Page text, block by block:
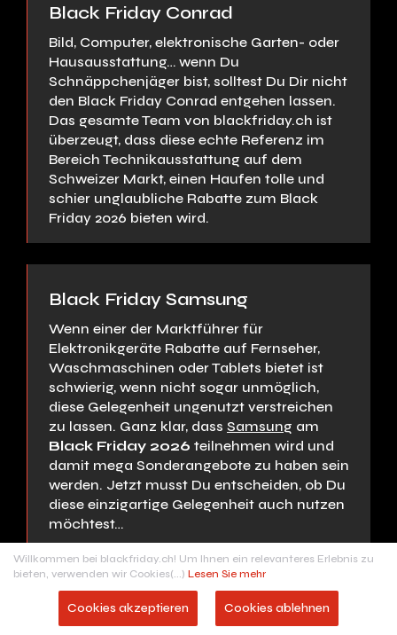
Black Friday Conrad
Bild, Computer, elektronische Garten- oder
Hausausstattung… wenn Du
Schnäppchenjäger bist, solltest Du Dir nicht
den Black Friday Conrad entgehen lassen.
Das gesamte Team von blackfriday.ch ist
überzeugt, dass diese echte Referenz im
Bereich Technikausstattung auf dem
Schweizer Markt, einen Haufen tolle und
schier unglaubliche Rabatte zum Black
Friday 2026 bieten wird.
Black Friday Samsung
Wenn einer der Marktführer für
Elektronikgeräte Rabatte auf Fernseher,
Waschmaschinen oder Tablets bietet ist
schwierig, wenn nicht sogar unmöglich,
diese Gelegenheit ungenutzt verstreichen
zu lassen. Ganz klar, dass Samsung am
Black Friday 2026 teilnehmen wird und
damit mega Sonderangebote zu haben sein
werden. Jetzt musst Du entscheiden, ob Du
diese einzigartige Gelegenheit auch nutzen
möchtest…
Black Friday La Redoute
Willkommen bei blackfriday.ch! Um Ihnen ein relevanteres Erlebnis zu
bieten, verwenden wir Cookies(...) Lesen Sie mehr
Cookies akzeptieren Cookies ablehnen